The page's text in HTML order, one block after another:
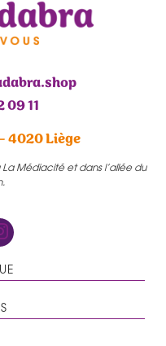
11
4020 Liège
Médiacité et dans l’allée du